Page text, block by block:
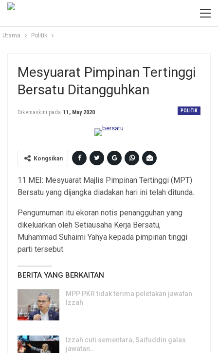
Utama Politik
Mesyuarat Pimpinan Tertinggi
Bersatu Ditangguhkan
POLITIK
Dikemaskini pada 11, May 2020
Kongsikan
11 MEI: Mesyuarat Majlis Pimpinan Tertinggi (MPT)
Bersatu yang dijangka diadakan hari ini telah ditunda.
Pengumuman itu ekoran notis penangguhan yang
dikeluarkan oleh Setiausaha Kerja Bersatu,
Muhammad Suhaimi Yahya kepada pimpinan tinggi
parti tersebut.
BERITA YANG BERKAITAN
MPP PKR tidak terima peletakan jawatan
Izzah
Izzah cuti sementara, Saifuddin galas
jawatan…